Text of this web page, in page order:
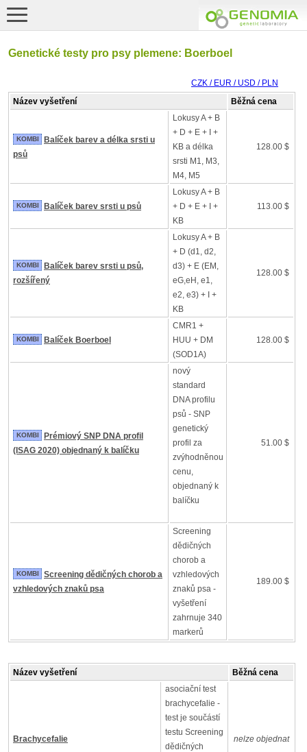
Genetické testy pro psy plemene: Boerboel
CZK / EUR / USD / PLN
Název vyšetření
Běžná cena
KOMBI
Balíček barev a délka srsti u
psů
Lokusy A + B
+ D + E + I +
KB a délka
srsti M1, M3,
M4, M5
128.00 $
KOMBI Balíček barev srsti u psů
Lokusy A + B
+ D + E + I +
KB
113.00 $
KOMBI
Balíček barev srsti u psů,
rozšířený
Lokusy A + B
+ D (d1, d2,
d3) + E (EM,
eG,eH, e1,
e2, e3) + I +
KB
128.00 $
KOMBI Balíček Boerboel
CMR1 +
HUU + DM
(SOD1A)
128.00 $
KOMBI
Prémiový SNP DNA profil
(ISAG 2020) objednaný k balíčku
nový
standard
DNA profilu
psů - SNP
genetický
profil za
zvýhodněnou
cenu,
objednaný k
balíčku
51.00 $
KOMBI
Screening dědičných chorob a
vzhledových znaků psa
Screening
dědičných
chorob a
vzhledových
znaků psa -
vyšetření
zahrnuje 340
markerů
189.00 $
Název vyšetření Běžná cena
Brachycefalie
asociační test
brachycefalie -
test je součástí
testu Screening
dědičných
nelze objednat